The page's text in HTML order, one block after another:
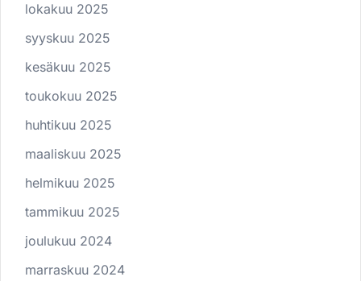
lokakuu 2025
syyskuu 2025
kesäkuu 2025
toukokuu 2025
huhtikuu 2025
maaliskuu 2025
helmikuu 2025
tammikuu 2025
joulukuu 2024
marraskuu 2024